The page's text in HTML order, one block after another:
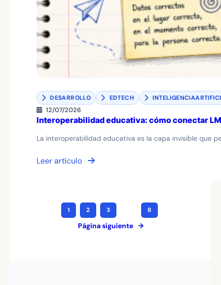
DESARROLLO EDTECH
12/07/2026
Interoperabilidad educativa: cómo conectar
La interoperabilidad educativa es la capa invisible que
Leer artículo
1 2 3 8
Página siguiente →